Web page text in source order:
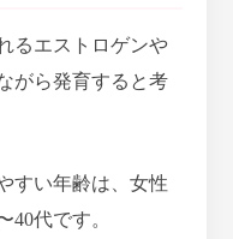
るエストロゲンや
がら発育する と考
すい年齢は、女性
40代です。